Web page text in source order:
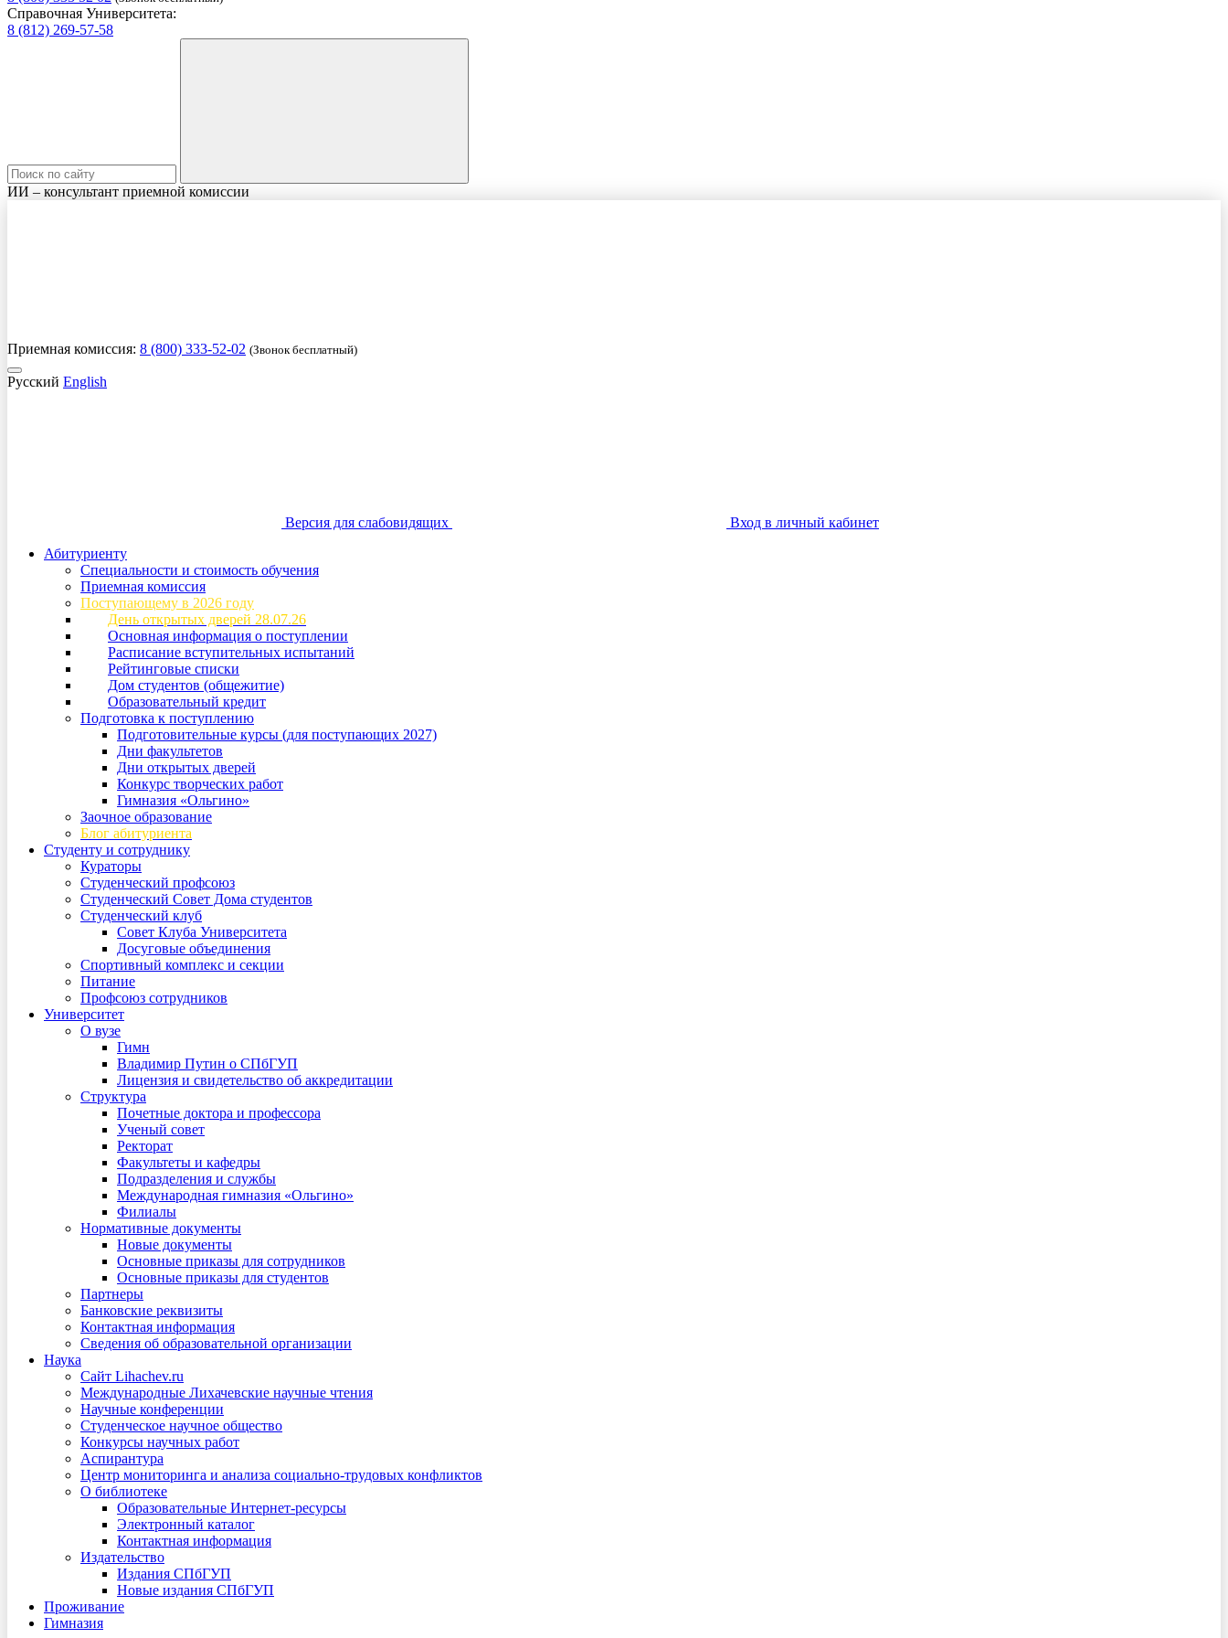
Справочная Университета:
8 (812) 269-57-58
ИИ – консультант приемной комиссии
Приемная комиссия: 8 (800) 333-52-02 (Звонок бесплатный)
Русский English
Версия для слабовидящих
Вход в личный кабинет
Абитуриенту
Специальности и стоимость обучения
Приемная комиссия
Поступающему в 2026 году
День открытых дверей 28.07.26
Основная информация о поступлении
Расписание вступительных испытаний
Рейтинговые списки
Дом студентов (общежитие)
Образовательный кредит
Подготовка к поступлению
Подготовительные курсы (для поступающих 2027)
Дни факультетов
Дни открытых дверей
Конкурс творческих работ
Гимназия «Ольгино»
Заочное образование
Блог абитуриента
Студенту и сотруднику
Кураторы
Студенческий профсоюз
Студенческий Совет Дома студентов
Студенческий клуб
Совет Клуба Университета
Досуговые объединения
Спортивный комплекс и секции
Питание
Профсоюз сотрудников
Университет
О вузе
Гимн
Владимир Путин о СПбГУП
Лицензия и свидетельство об аккредитации
Структура
Почетные доктора и профессора
Ученый совет
Ректорат
Факультеты и кафедры
Подразделения и службы
Международная гимназия «Ольгино»
Филиалы
Нормативные документы
Новые документы
Основные приказы для сотрудников
Основные приказы для студентов
Партнеры
Банковские реквизиты
Контактная информация
Сведения об образовательной организации
Наука
Сайт Lihachev.ru
Международные Лихачевские научные чтения
Научные конференции
Студенческое научное общество
Конкурсы научных работ
Аспирантура
Центр мониторинга и анализа социально-трудовых конфликтов
О библиотеке
Образовательные Интернет-ресурсы
Электронный каталог
Контактная информация
Издательство
Издания СПбГУП
Новые издания СПбГУП
Проживание
Гимназия